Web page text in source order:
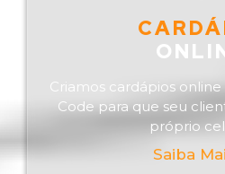
Criamos cardápios online
Code para que seu
próprio
Saiba